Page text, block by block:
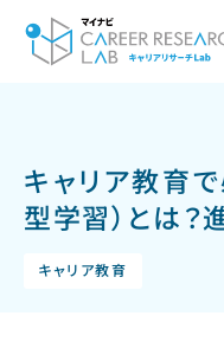
キャリア教育
型学習）とは
キャリア教育